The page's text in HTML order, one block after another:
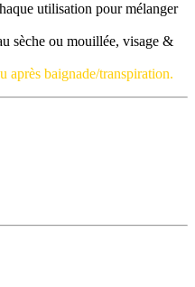
utilisation pour mélanger
sèche ou mouillée, visage &
après baignade/transpiration.